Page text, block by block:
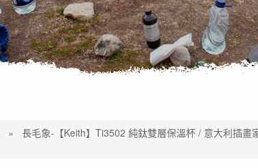
» 長毛象-【Keith】Ti3502 純鈦雙層保溫杯 / 意大利插